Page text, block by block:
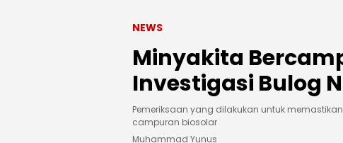
NEWS
Minyakita
Investigasi Bulog
Pemeriksaan yang dilakukan untuk
campuran biosolar
Muhammad Yunus